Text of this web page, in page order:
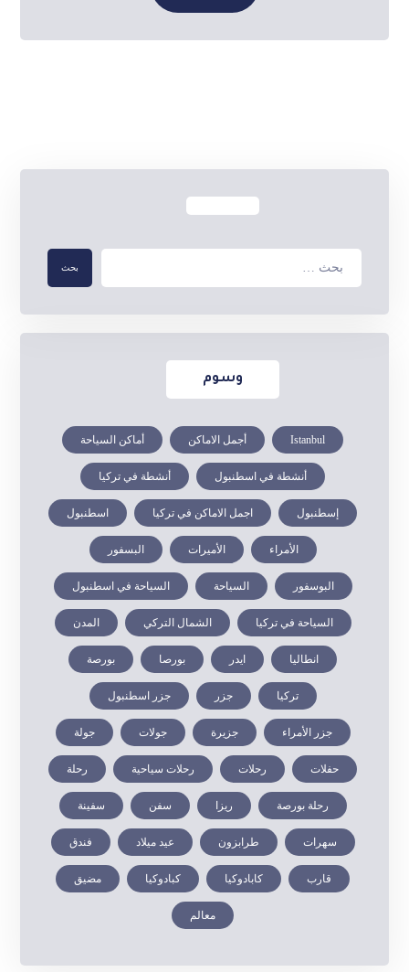
وسوم
Istanbul أجمل الاماكن أماكن السياحة
أنشطة في اسطنبول أنشطة في تركيا
إسطنبول اجمل الاماكن في تركيا اسطنبول
الأمراء الأميرات البسفور
البوسفور السياحة السياحة في اسطنبول
السياحة في تركيا الشمال التركي المدن
انطاليا ايدر بورصا بورصة
تركيا جزر جزر اسطنبول
جزر الأمراء جزيرة جولات جولة
حفلات رحلات رحلات سياحية رحلة
رحلة بورصة ريزا سفن سفينة
سهرات طرابزون عيد ميلاد فندق
قارب كابادوكيا كبادوكيا مضيق
معالم